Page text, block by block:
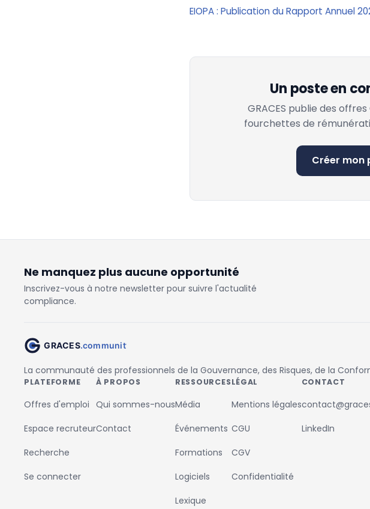
EIOPA : Publication du Rapport Annuel
Un poste en
GRACES publie des
fourchettes de
Créer mon
Ne manquez plus aucune opportunité
Inscrivez-vous à notre newsletter pour suivre l'actualité
compliance.
La communauté des professionnels de la Gouvernance, des Risques, de la
PLATEFORME
Offres d'emploi
Espace recruteur
Recherche
Se connecter
À PROPOS
Qui sommes-nous
Contact
RESSOURCES
Média
Événements
Formations
Logiciels
Lexique
LÉGAL
Mentions légales
CGU
CGV
Confidentialité
CONTACT
LinkedIn